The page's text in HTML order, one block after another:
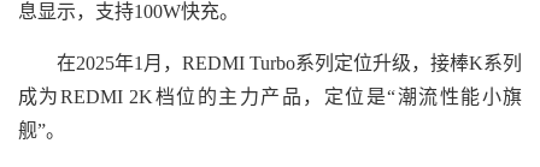
息显示，支持100W快充。
在2025年1月，REDMI Turbo系列定位升级，接棒K系列
成为REDMI 2K档位的主力产品，定位是“潮流性能小旗
舰”。